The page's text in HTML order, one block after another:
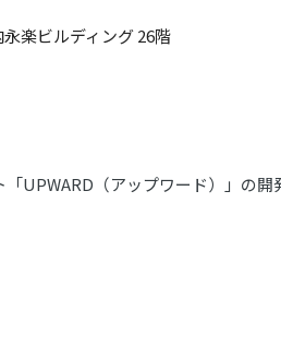
楽ビルディング 26階
UPWARD（アップワード）」の開